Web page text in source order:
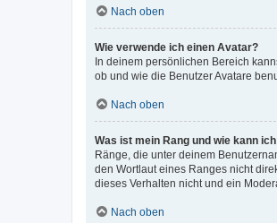
Nach oben
Wie verwende ich einen Avatar?
In deinem persönlichen Bereich
ob und wie die Benutzer Avatare
Nach oben
Was ist mein Rang und wie kann
Ränge, die unter deinem
den Wortlaut eines Ranges nicht
dieses Verhalten nicht und ein
Nach oben